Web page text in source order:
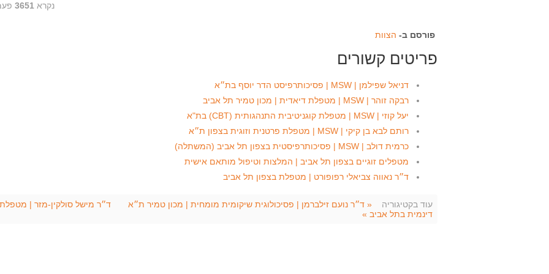
נקרא 3651
פורסם ב- הצוות
פריטים קשורים
דניאל שפילמן | MSW | פסיכותרפיסט הדר יוסף בת״א
רבקה זוהר | MSW | מטפלת דיאדית | מכון טמיר תל אביב
יעל קוזי | MSW | מטפלת קוגניטיבית התנהגותית (CBT) בת"א
רותם לבא בן קיקי | MSW | מטפלת פרטנית וזוגית בצפון ת״א
כרמית דולב | MSW | פסיכותרפיסטית בצפון תל אביב (המשתלה)
מטפלים זוגיים בצפון תל אביב | המלצות וטיפול מותאם אישית
ד״ר נאווה צביאלי רפופורט | מטפלת בצפון תל אביב
עוד בקטיגוריה « ד״ר נועם זילברמן | פסיכולוגית שיקומית מומחית | מכון טמיר ת״א
ד״ר מישל סולקין-מזר | מטפלת
דינמית בתל אביב »